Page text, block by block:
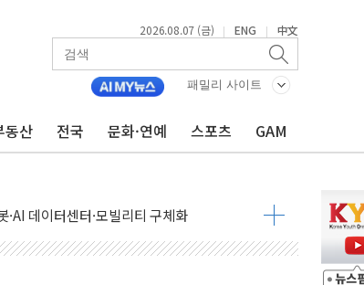
2026.08.07 (금) | ENG | 中文
패밀리 사이트
동산 전국 문화·연예 스포츠 GAM
"2분기 기업 순이익 21% 증가" 전망
어대시↑ VS 샌디스크·피그마·앱러빈↓
·자본시장법 개정 논의"